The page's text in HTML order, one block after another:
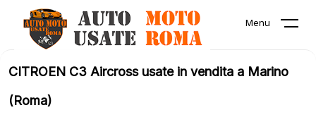
Menu
CITROEN C3 Aircross usate in vendita a Marino
(Roma)